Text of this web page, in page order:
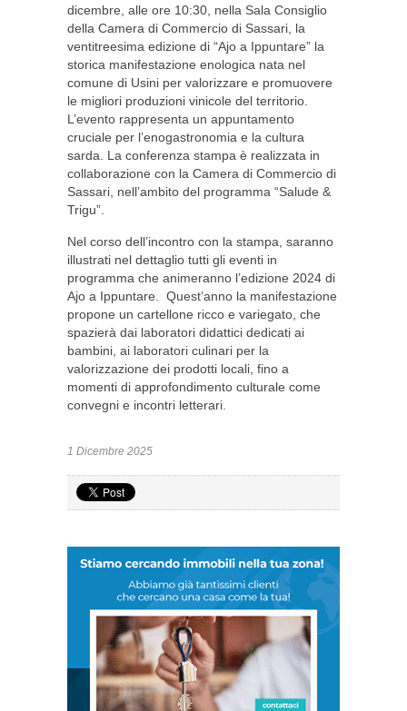
dicembre, alle ore 10:30, nella Sala Consiglio
della Camera di Commercio di Sassari, la
ventitreesima edizione di “Ajo a Ippuntare” la
storica manifestazione enologica nata nel
comune di Usini per valorizzare e promuovere
le migliori produzioni vinicole del territorio.
L’evento rappresenta un appuntamento
cruciale per l’enogastronomia e la cultura
sarda. La conferenza stampa è realizzata in
collaborazione con la Camera di Commercio di
Sassari, nell’ambito del programma “Salude &
Trigu”.
Nel corso dell’incontro con la stampa, saranno
illustrati nel dettaglio tutti gli eventi in
programma che animeranno l’edizione 2024 di
Ajo a Ippuntare. Quest’anno la manifestazione
propone un cartellone ricco e variegato, che
spazierà dai laboratori didattici dedicati ai
bambini, ai laboratori culinari per la
valorizzazione dei prodotti locali, fino a
momenti di approfondimento culturale come
convegni e incontri letterari.
1 Dicembre 2025